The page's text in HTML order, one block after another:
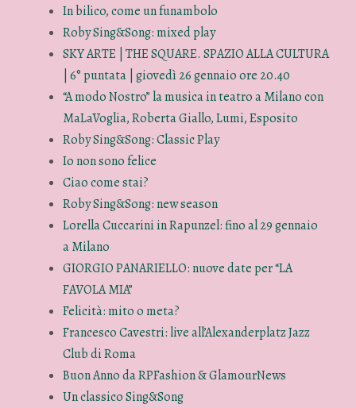
In bilico, come un funambolo
Roby Sing&Song: mixed play
SKY ARTE | THE SQUARE. SPAZIO ALLA CULTURA
| 6° puntata | giovedì 26 gennaio ore 20.40
“A modo Nostro” la musica in teatro a Milano con
MaLaVoglia, Roberta Giallo, Lumi, Esposito
Roby Sing&Song: Classic Play
Io non sono felice
Ciao come stai?
Roby Sing&Song: new season
Lorella Cuccarini in Rapunzel: fino al 29 gennaio
a Milano
GIORGIO PANARIELLO: nuove date per “LA
FAVOLA MIA”
Felicità: mito o meta?
Francesco Cavestri: live all’Alexanderplatz Jazz
Club di Roma
Buon Anno da RPFashion & GlamourNews
Un classico Sing&Song